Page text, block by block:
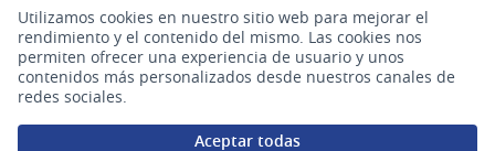
Utilizamos cookies en nuestro sitio web para mejorar el
rendimiento y el contenido del mismo. Las cookies nos
permiten ofrecer una experiencia de usuario y unos
contenidos más personalizados desde nuestros canales de
redes sociales.
Aceptar todas
gub.uy
(Enlace externo)
Sitio oficial de la República Oriental del Uruguay